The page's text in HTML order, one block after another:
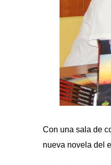
Con una sala de
nueva novela del